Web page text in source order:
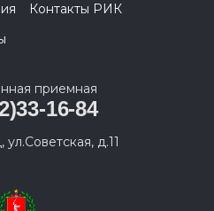
Контакты РИК
приемная
16-84
ул.Советская, д.11